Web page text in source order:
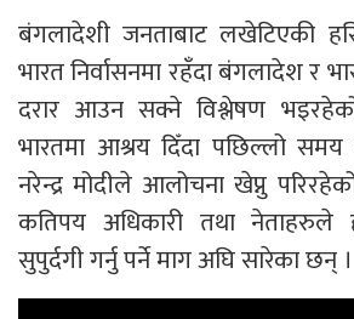
बंगलादेशी जनताबाट लखेटिएकी
भारत निर्वासनमा रहँदा बंगलादेश र
दरार आउन सक्ने विश्लेषण
भारतमा आश्रय दिँदा पछिल्लो समय
नरेन्द्र मोदीले आलोचना खेप्नु
कतिपय अधिकारी तथा नेताहरुले
सुपुर्दगी गर्नु पर्ने माग अघि सारेका छन् ।